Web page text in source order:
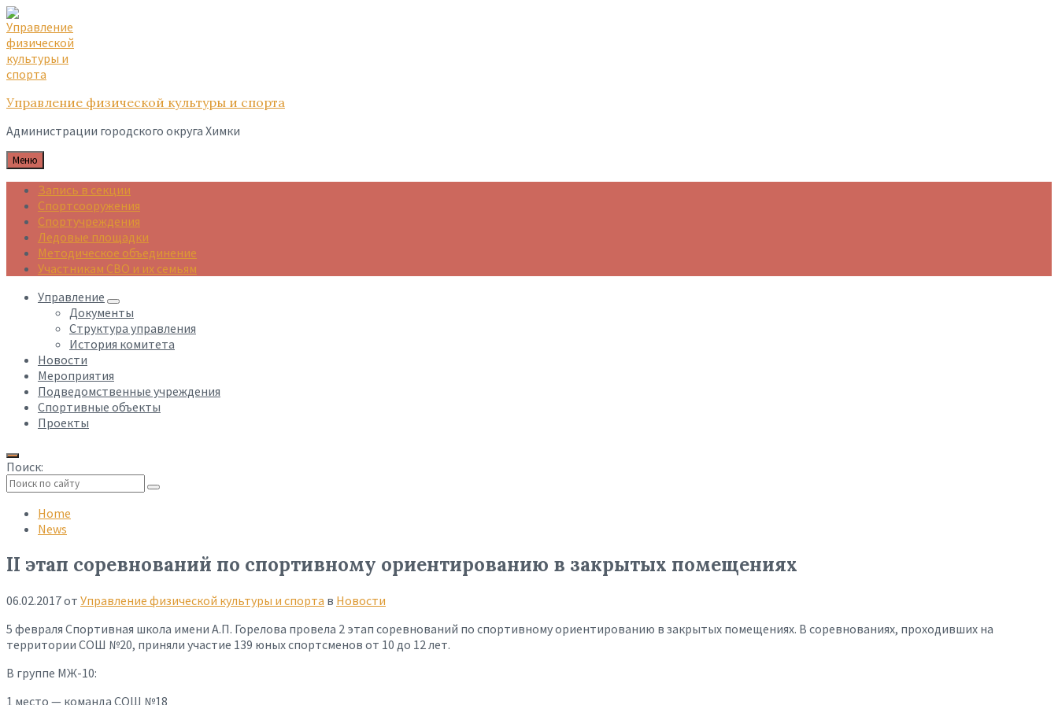
Skip
to
content
Skip
to
main
navigation
Skip
to
footer
Управление физической культуры и спорта
Администрации городского округа Химки
Меню
Запись в секции
Спортсооружения
Спортучреждения
Ледовые площадки
Методическое объединение
Участникам СВО и их семьям
Управление
Документы
Структура управления
История комитета
Новости
Мероприятия
Подведомственные учреждения
Спортивные объекты
Проекты
Поиск:
search
Home
News
II этап соревнований по спортивному ориентированию в закрытых помещениях
06.02.2017от Управление физической культуры и спорта в Новости
5 февраля Спортивная школа имени А.П. Горелова провела 2 этап соревнований по спортивному ориентированию в закрытых помещениях. В соревнованиях, проходивших на
территории СОШ №20, приняли участие 139 юных спортсменов от 10 до 12 лет.
В группе МЖ-10:
1 место — команда СОШ №18